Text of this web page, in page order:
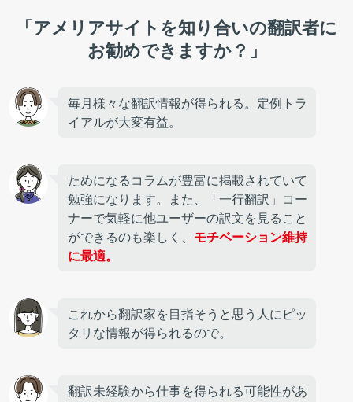
「アメリアサイトを知り合いの翻訳者に
お勧めできますか？」
毎月様々な翻訳情報が得られる。定例トラ
イアルが大変有益。
ためになるコラムが豊富に掲載されていて
勉強になります。また、「一行翻訳」コー
ナーで気軽に他ユーザーの訳文を見ること
ができるのも楽しく、 モチベーション維持
に最適。
これから翻訳家を目指そうと思う人にピッ
タリな情報が得られるので。
翻訳未経験から仕事を得られる可能性があ